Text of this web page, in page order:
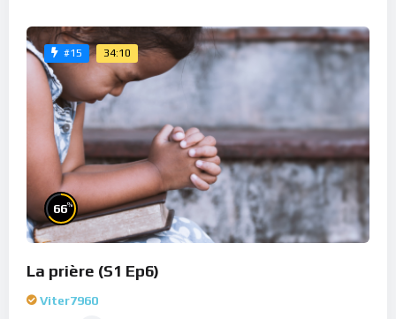
#15 34:10
66%
La prière (S1 Ep6)
Viter7960